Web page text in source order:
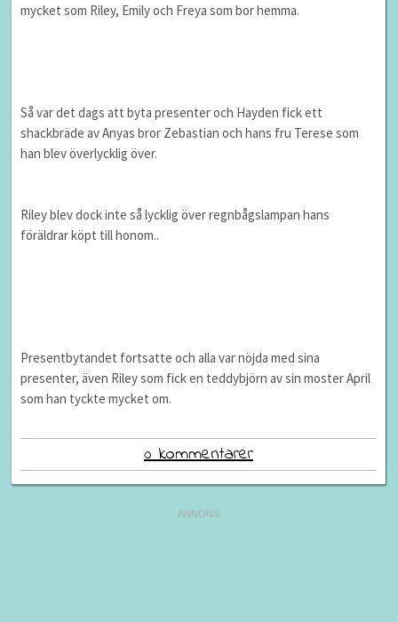
mycket som Riley, Emily och Freya som bor hemma.
Så var det dags att byta presenter och Hayden fick ett
shackbräde av Anyas bror Zebastian och hans fru Terese som
han blev överlycklig över.
Riley blev dock inte så lycklig över regnbågslampan hans
föräldrar köpt till honom..
Presentbytandet fortsatte och alla var nöjda med sina
presenter, även Riley som fick en teddybjörn av sin moster April
som han tyckte mycket om.
0 kommentarer